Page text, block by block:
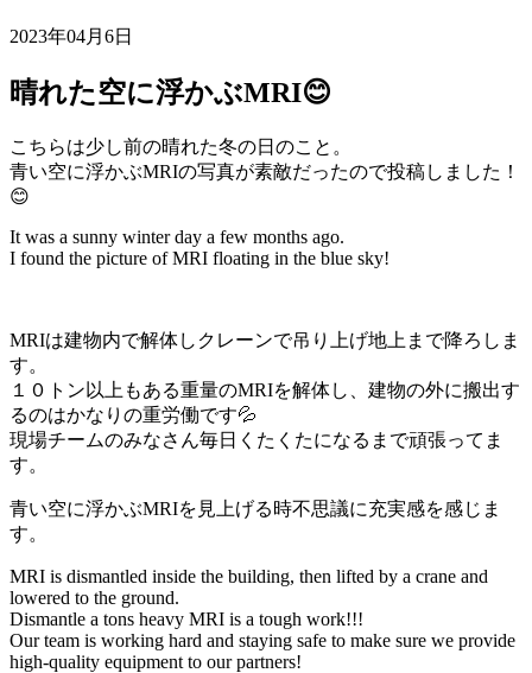
2023年04月6日
晴れた空に浮かぶMRI😊
こちらは少し前の晴れた冬の日のこと。
青い空に浮かぶMRIの写真が素敵だったので投稿しました！
😊
It was a sunny winter day a few months ago.
I found the picture of MRI floating in the blue sky!
MRIは建物内で解体しクレーンで吊り上げ地上まで降ろしま
す。
１０トン以上もある重量のMRIを解体し、建物の外に搬出す
るのはかなりの重労働です💦
現場チームのみなさん毎日くたくたになるまで頑張ってま
す。
青い空に浮かぶMRIを見上げる時不思議に充実感を感じま
す。
MRI is dismantled inside the building, then lifted by a crane and
lowered to the ground.
Dismantle a tons heavy MRI is a tough work!!!
Our team is working hard and staying safe to make sure we provide
high-quality equipment to our partners!